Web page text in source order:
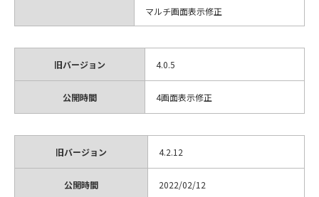
マルチ画面表示修正
旧バージョン 4.0.5
公開時間 4画面表示修正
旧バージョン 4.2.12
公開時間 2022/02/12